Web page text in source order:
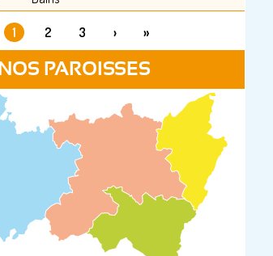
1 2 3 › »
NOS PAROISSES